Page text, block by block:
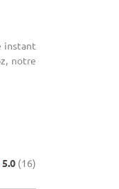
instant
notre
5.0 (16)